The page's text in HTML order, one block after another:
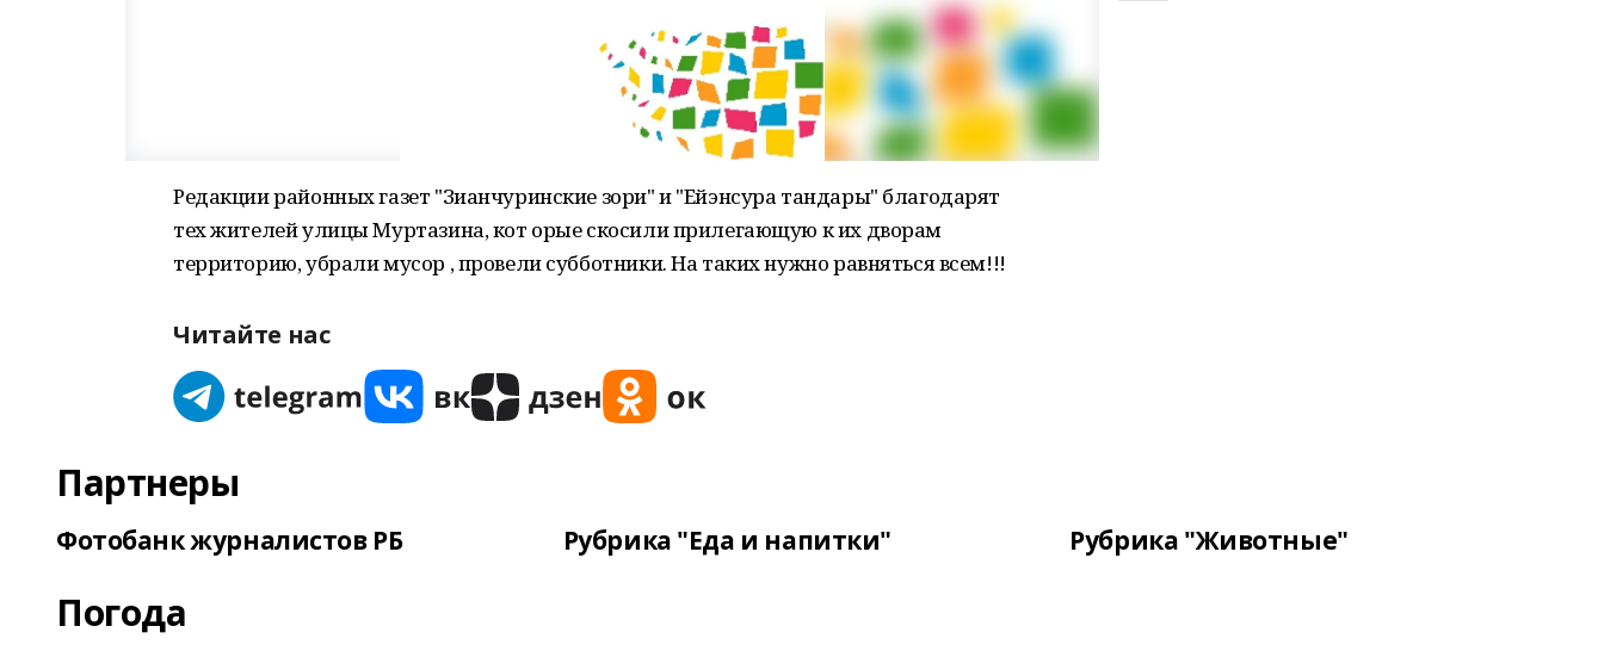
Редакции районных газет "Зианчуринские зори" и "Ейэнсура тандары" благодарят
тех жителей улицы Муртазина, кот орые скосили прилегающую к их дворам
территорию, убрали мусор , провели субботники. На таких нужно равняться всем!!!
Читайте нас
Партнеры
Фотобанк журналистов РБ Рубрика "Еда и напитки" Рубрика "Животные"
Погода